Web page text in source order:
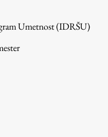
Umetnost (IDRŠU)